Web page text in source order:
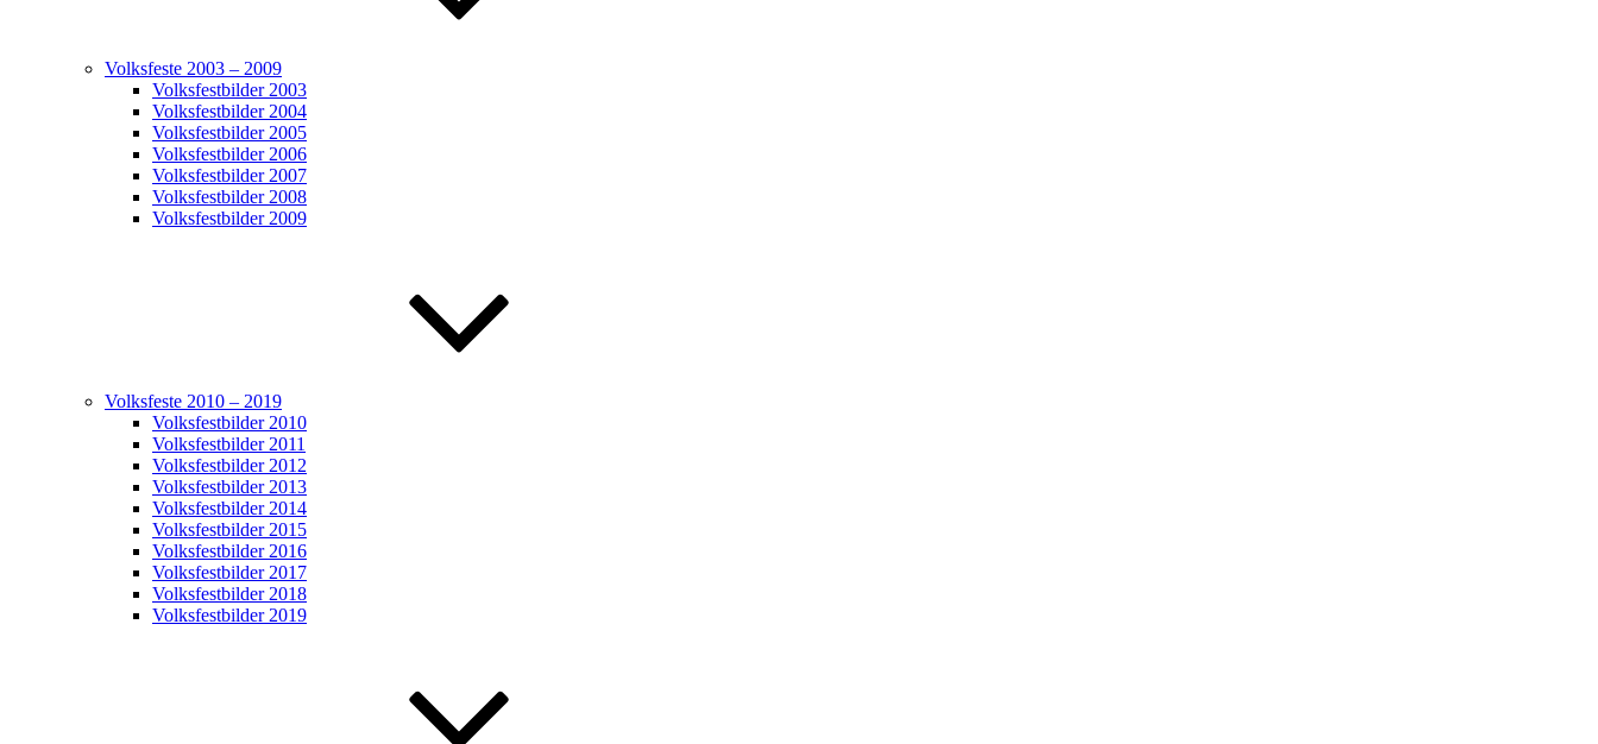
Volksfeste 2003 – 2009
Volksfestbilder 2003
Volksfestbilder 2004
Volksfestbilder 2005
Volksfestbilder 2006
Volksfestbilder 2007
Volksfestbilder 2008
Volksfestbilder 2009
Volksfeste 2010 – 2019
Volksfestbilder 2010
Volksfestbilder 2011
Volksfestbilder 2012
Volksfestbilder 2013
Volksfestbilder 2014
Volksfestbilder 2015
Volksfestbilder 2016
Volksfestbilder 2017
Volksfestbilder 2018
Volksfestbilder 2019